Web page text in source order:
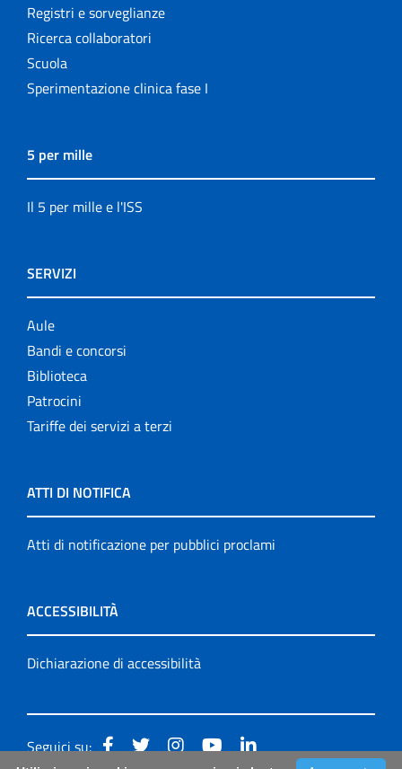
Registri e sorveglianze
Ricerca collaboratori
Scuola
Sperimentazione clinica fase I
5 per mille
Il 5 per mille e l'ISS
SERVIZI
Aule
Bandi e concorsi
Biblioteca
Patrocini
Tariffe dei servizi a terzi
ATTI DI NOTIFICA
Atti di notificazione per pubblici proclami
ACCESSIBILITÀ
Dichiarazione di accessibilità
Seguici su: